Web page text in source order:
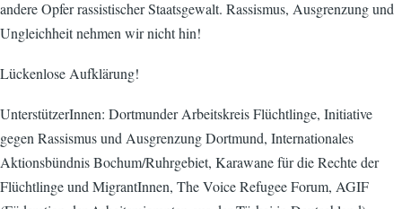
andere Opfer rassistischer Staatsgewalt. Rassismus, Ausgrenzung und
Ungleichheit nehmen wir nicht hin!
Lückenlose Aufklärung!
UnterstützerInnen: Dortmunder Arbeitskreis Flüchtlinge, Initiative
gegen Rassismus und Ausgrenzung Dortmund, Internationales
Aktionsbündnis Bochum/Ruhrgebiet, Karawane für die Rechte der
Flüchtlinge und MigrantInnen, The Voice Refugee Forum, AGIF